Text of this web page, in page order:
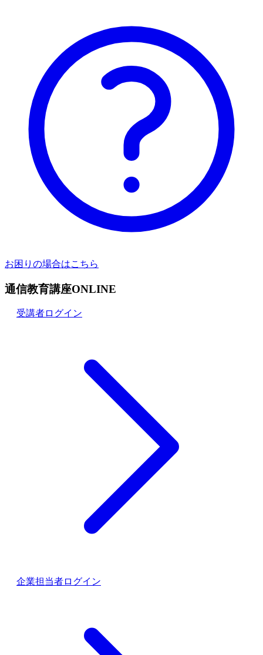
お困りの場合はこちら
通信教育講座ONLINE
受講者ログイン
企業担当者ログイン